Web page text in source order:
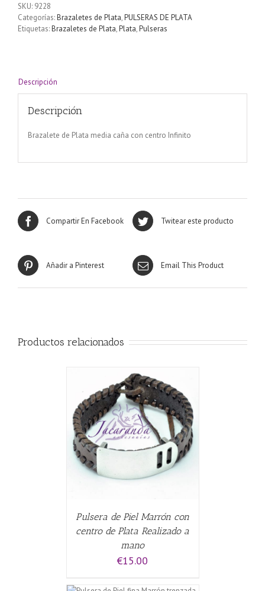
centro
Infinito
SKU: 9228
Categorías:Brazaletes de Plata,PULSERAS DE PLATA
Etiquetas:Brazaletes de Plata,Plata,Pulseras
Descripción
Descripción
Brazalete de Plata media caña con centro Infinito
Compartir En Facebook Twitear este producto
Añadir a Pinterest Email This Product
Productos relacionados
Pulsera de Piel Marrón con
centro de Plata Realizado a
mano
€15.00